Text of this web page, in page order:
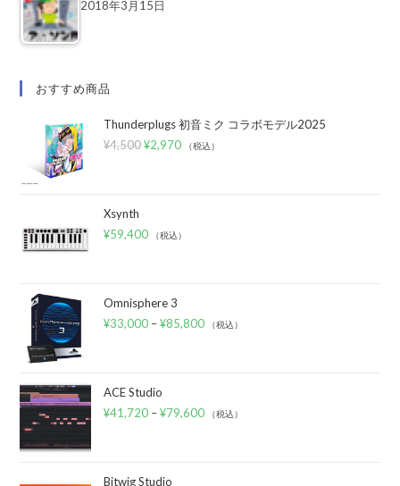
2018年3月15日
おすすめ商品
Thunderplugs 初音ミク コラボモデル2025
¥4,500 ¥2,970 （税込）
Xsynth
¥59,400 （税込）
Omnisphere 3
¥33,000 –¥85,800 （税込）
ACE Studio
¥41,720 –¥79,600 （税込）
Bitwig Studio